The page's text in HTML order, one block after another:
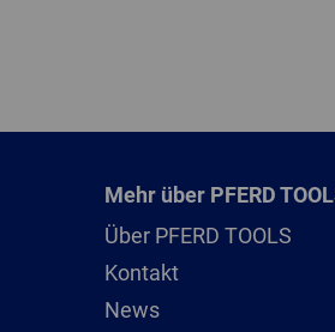
Mehr über PFERD
Über PFERD TOOLS
Kontakt
News